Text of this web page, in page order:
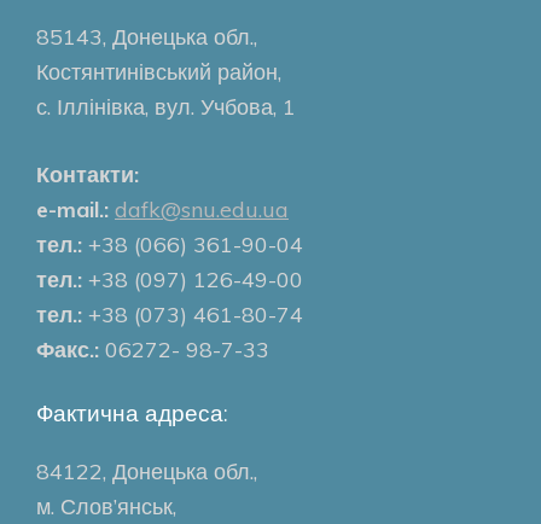
85143, Донецька обл.,
Костянтинівський район,
с. Іллінівка, вул. Учбова, 1
Контакти:
e-mail.: dafk@snu.edu.ua
тел.: +38 (066) 361-90-04
тел.: +38 (097) 126-49-00
тел.: +38 (073) 461-80-74
Факс.: 06272- 98-7-33
Фактична адреса:
84122, Донецька обл.,
м. Слов’янськ,